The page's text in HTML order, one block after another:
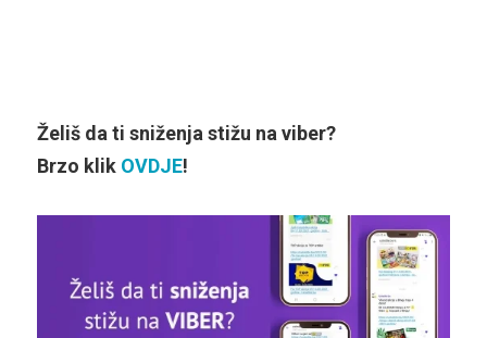
Želiš da ti sniženja stižu na viber?
Brzo klik OVDJE!